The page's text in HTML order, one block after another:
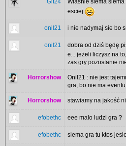
Git24
Wlasnie siema
esciej
onil21 i nie nadymaj sie bo
onil21
dobra od dziś będę
e... jeżeli liczysz na
zas gry pozostanie
Horrorshow
Onil21 : nie jest
gra, bo nie ma
Horrorshow stawiamy na jakość
efobethc eee malo ludzi gra ?
efobethc siema gra tu ktos